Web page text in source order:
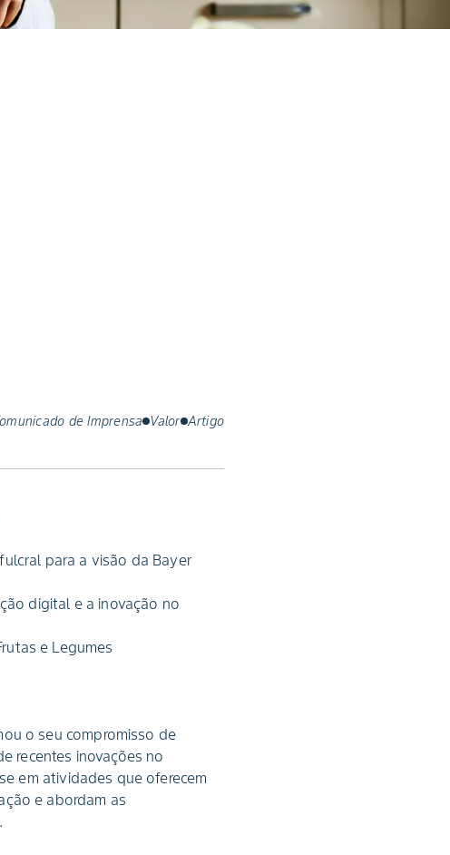
de Imprensa Valor Artigo
para a visão da Bayer
digital e a inovação no
e Legumes
o seu compromisso de
recentes inovações no
em atividades que oferecem
e abordam as